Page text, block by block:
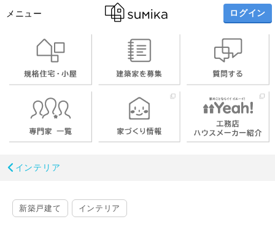
メニュー ログイン
インテリア
新築戸建て インテリア